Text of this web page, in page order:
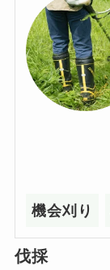
機会刈り
伐採